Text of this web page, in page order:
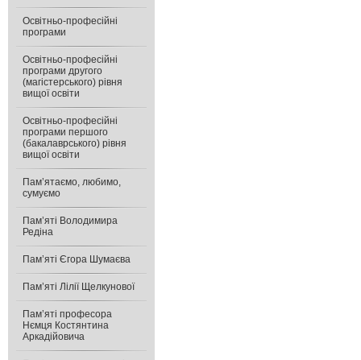
Освітньо-професійні
програми
Освітньо-професійні
програми другого
(магістерського) рівня
вищої освіти
Освітньо-професійні
програми першого
(бакалаврського) рівня
вищої освіти
Пам’ятаємо, любимо,
сумуємо
Пам’яті Володимира
Редіна
Пам’яті Єгора Шумаєва
Пам’яті Лілії Щелкунової
Пам’яті професора
Нємця Костянтина
Аркадійовича